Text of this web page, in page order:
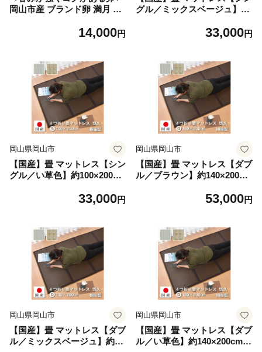
岡山市産 ブランド卵 満月 大
14,000円
グル／ミックスベージュ】約
（最厚部）置き畳 ユニット畳
生活 水拭きOK たためる【悠
久S】
33,000円
岡山県岡山市
【国産】畳 マットレス【シン
グル／い草色】約100×200cm
畳 ユニット畳 4つ折れ 樹脂
たためる【悠久S】
33,000円
岡山県岡山市
【国産】畳 マットレス【ダブ
ル／ブラウン】約140×200cm
畳 ユニット畳 4つ折れ 樹脂
たためる【悠久Ｄ】
53,000円
岡山県岡山市
【国産】畳 マットレス【ダブ
ル／ミックスベージュ】約14
岡山県岡山市
【国産】畳 マットレス【ダブ
ル／い草色】約140×200cm